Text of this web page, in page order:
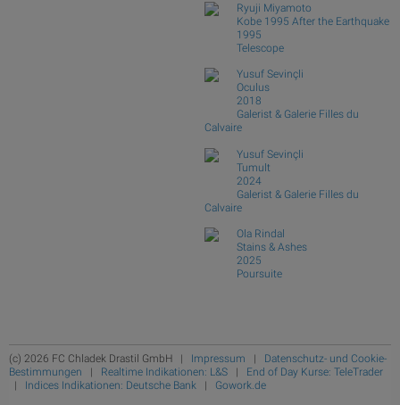
Ryuji Miyamoto
Kobe 1995 After the Earthquake
1995
Telescope
Yusuf Sevinçli
Oculus
2018
Galerist & Galerie Filles du
Calvaire
Yusuf Sevinçli
Tumult
2024
Galerist & Galerie Filles du
Calvaire
Ola Rindal
Stains & Ashes
2025
Poursuite
(c) 2026 FC Chladek Drastil GmbH | Impressum | Datenschutz- und Cookie-
Bestimmungen | Realtime Indikationen: L&S | End of Day Kurse: TeleTrader
| Indices Indikationen: Deutsche Bank | Gowork.de